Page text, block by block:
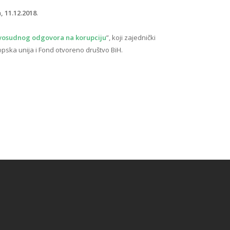
.
odgovora na korupciju”, koji zajednički
unija i Fond otvoreno društvo BiH.